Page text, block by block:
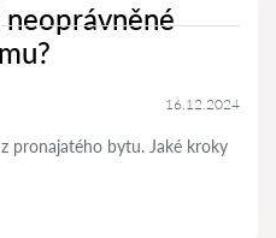
16.12.2024
pronajatého bytu. Jaké kroky